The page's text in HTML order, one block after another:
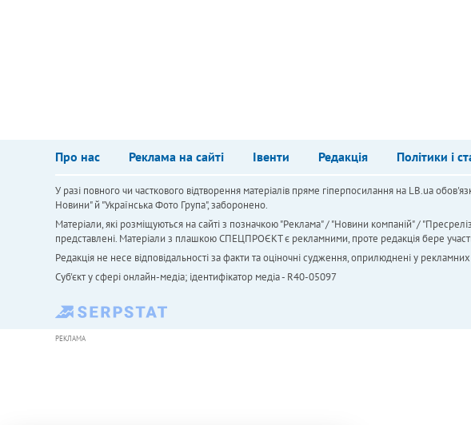
Про нас Реклама на сайті Івенти Редакція Політики і
У разі повного чи часткового відтворення матеріалів пряме гіперпосилання на LB.ua
Новини" й "Українська Фото Група", заборонено.
Матеріали, які розміщуються на сайті з позначкою "Реклама" / "Новини компаній" /
представлені. Матеріали з плашкою СПЕЦПРОЄКТ є рекламними, проте редакція бере
Редакція не несе відповідальності за факти та оціночні судження, оприлюднені у
Cуб'єкт у сфері онлайн-медіа; ідентифікатор медіа - R40-05097
РЕКЛАМА